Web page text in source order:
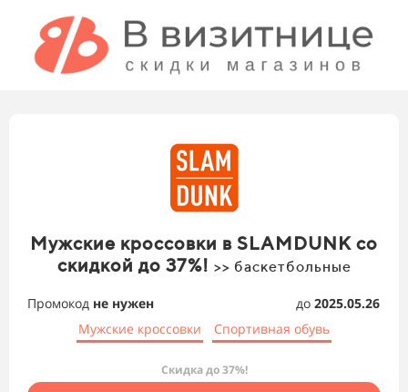
Мужские кроссовки в SLAMDUNK со
скидкой до 37%! >> баскетбольные
Промокод не нужен до 2025.05.26
Мужские кроссовки
Спортивная обувь
Скидка до 37%!